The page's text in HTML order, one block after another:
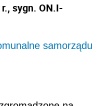
sygn. ON.I-
samorządu